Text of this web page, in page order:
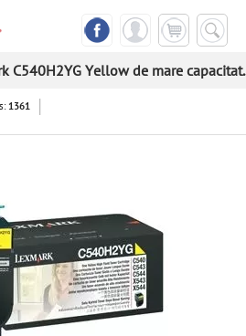
C540H2YG Yellow de mare
1361